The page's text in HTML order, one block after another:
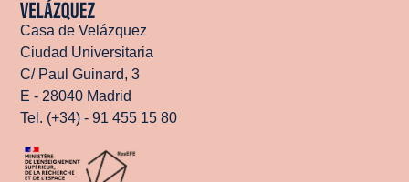
Casa de Velázquez
Ciudad Universitaria
C/ Paul Guinard, 3
E - 28040 Madrid
Tel. (+34) - 91 455 15 80